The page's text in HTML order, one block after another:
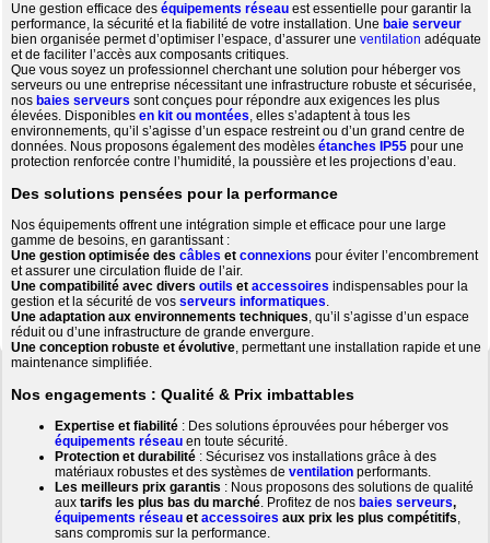
Une gestion efficace deséquipements réseau est essentielle pour garantir la
performance, la sécurité et la fiabilité de votre installation. Une baie serveur
bien organisée permet d’optimiser l’espace, d’assurer uneventilation adéquate
et de faciliter l’accès aux composants critiques.
Que vous soyez un professionnel cherchant une solution pour héberger vos
serveurs ou une entreprise nécessitant une infrastructure robuste et sécurisée,
nos baies serveurs sont conçues pour répondre aux exigences les plus
élevées. Disponiblesen kit ou montées, elles s’adaptent à tous les
environnements, qu’il s’agisse d’un espace restreint ou d’un grand centre de
données. Nous proposons également des modèlesétanches IP55 pour une
protection renforcée contre l’humidité, la poussière et les projections d’eau.
Des solutions pensées pour la performance
Nos équipements offrent une intégration simple et efficace pour une large
gamme de besoins, en garantissant :
Une gestion optimisée descâbles etconnexions pour éviter l’encombrement
et assurer une circulation fluide de l’air.
Une compatibilité avec diversoutils etaccessoires indispensables pour la
gestion et la sécurité de vosserveurs informatiques.
Une adaptation aux environnements techniques, qu’il s’agisse d’un espace
réduit ou d’une infrastructure de grande envergure.
Une conception robuste et évolutive, permettant une installation rapide et une
maintenance simplifiée.
Nos engagements : Qualité & Prix imbattables
Expertise et fiabilité : Des solutions éprouvées pour héberger vos
équipements réseau en toute sécurité.
Protection et durabilité : Sécurisez vos installations grâce à des
matériaux robustes et des systèmes deventilation performants.
Les meilleurs prix garantis : Nous proposons des solutions de qualité
auxtarifs les plus bas du marché. Profitez de nos baies serveurs,
équipements réseau etaccessoires aux prix les plus compétitifs,
sans compromis sur la performance.